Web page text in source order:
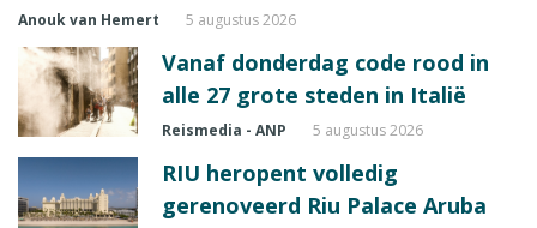
Anouk van Hemert 5 augustus 2026
Vanaf donderdag code rood in
alle 27 grote steden in Italië
Reismedia - ANP 5 augustus 2026
RIU heropent volledig
gerenoveerd Riu Palace Aruba